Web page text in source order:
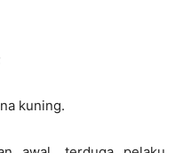
kuning.